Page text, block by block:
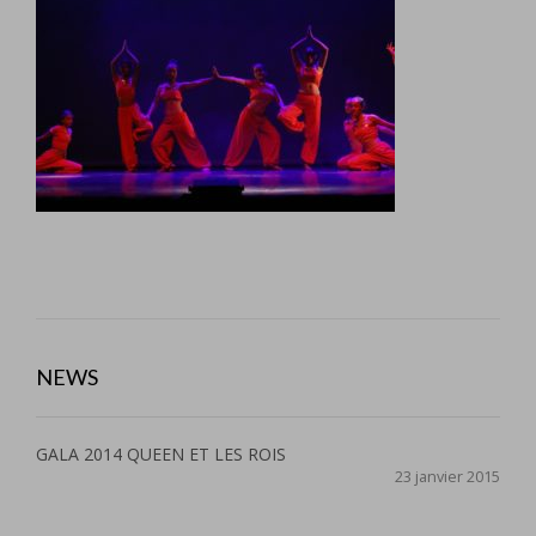
NEWS
GALA 2014 QUEEN ET LES ROIS
23 janvier 2015